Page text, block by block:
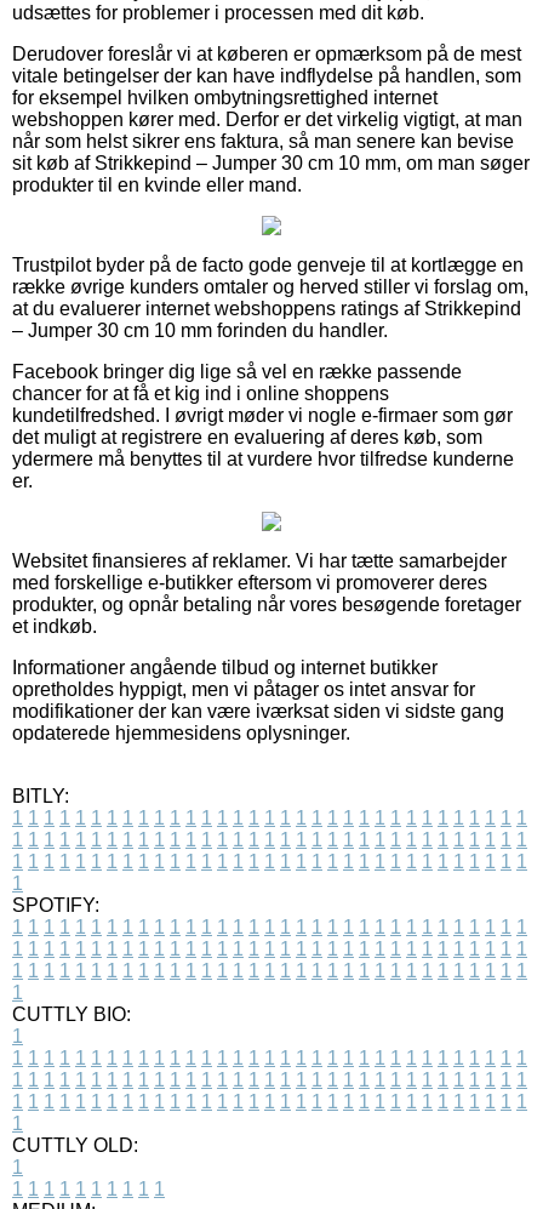
udsættes for problemer i processen med dit køb.
Derudover foreslår vi at køberen er opmærksom på de mest
vitale betingelser der kan have indflydelse på handlen, som
for eksempel hvilken ombytningsrettighed internet
webshoppen kører med. Derfor er det virkelig vigtigt, at man
når som helst sikrer ens faktura, så man senere kan bevise
sit køb af Strikkepind – Jumper 30 cm 10 mm, om man søger
produkter til en kvinde eller mand.
Trustpilot byder på de facto gode genveje til at kortlægge en
række øvrige kunders omtaler og herved stiller vi forslag om,
at du evaluerer internet webshoppens ratings af Strikkepind
– Jumper 30 cm 10 mm forinden du handler.
Facebook bringer dig lige så vel en række passende
chancer for at få et kig ind i online shoppens
kundetilfredshed. I øvrigt møder vi nogle e-firmaer som gør
det muligt at registrere en evaluering af deres køb, som
ydermere må benyttes til at vurdere hvor tilfredse kunderne
er.
Websitet finansieres af reklamer. Vi har tætte samarbejder
med forskellige e-butikker eftersom vi promoverer deres
produkter, og opnår betaling når vores besøgende foretager
et indkøb.
Informationer angående tilbud og internet butikker
opretholdes hyppigt, men vi påtager os intet ansvar for
modifikationer der kan være iværksat siden vi sidste gang
opdaterede hjemmesidens oplysninger.
BITLY:
1 1 1 1 1 1 1 1 1 1 1 1 1 1 1 1 1 1 1 1 1 1 1 1 1 1 1 1 1 1 1 1 1
1 1 1 1 1 1 1 1 1 1 1 1 1 1 1 1 1 1 1 1 1 1 1 1 1 1 1 1 1 1 1 1 1
1 1 1 1 1 1 1 1 1 1 1 1 1 1 1 1 1 1 1 1 1 1 1 1 1 1 1 1 1 1 1 1 1
1
SPOTIFY:
1 1 1 1 1 1 1 1 1 1 1 1 1 1 1 1 1 1 1 1 1 1 1 1 1 1 1 1 1 1 1 1 1
1 1 1 1 1 1 1 1 1 1 1 1 1 1 1 1 1 1 1 1 1 1 1 1 1 1 1 1 1 1 1 1 1
1 1 1 1 1 1 1 1 1 1 1 1 1 1 1 1 1 1 1 1 1 1 1 1 1 1 1 1 1 1 1 1 1
1
CUTTLY BIO:
1
1 1 1 1 1 1 1 1 1 1 1 1 1 1 1 1 1 1 1 1 1 1 1 1 1 1 1 1 1 1 1 1 1
1 1 1 1 1 1 1 1 1 1 1 1 1 1 1 1 1 1 1 1 1 1 1 1 1 1 1 1 1 1 1 1 1
1 1 1 1 1 1 1 1 1 1 1 1 1 1 1 1 1 1 1 1 1 1 1 1 1 1 1 1 1 1 1 1 1
1
CUTTLY OLD:
1
1 1 1 1 1 1 1 1 1 1